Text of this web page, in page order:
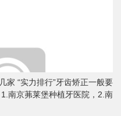
家 “实力排行”牙齿矫正一般要
南京茀莱堡种植牙医院，2.南